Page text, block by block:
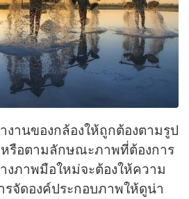
งานของกล้องให้ถูกต้องตามรูป
หรือตามลักษณะภาพที่ต้องการ
งภาพมือใหม่จะต้องให้ความ
จัดองค์ประกอบภาพให้ดูน่า